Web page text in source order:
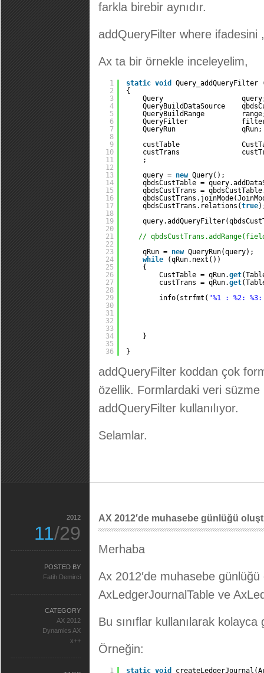
farkla birebir aynıdır.
addQueryFilter where ifadesini
Ax ta bir örnekle inceleyelim,
1
2
3
4
5
6
7
8
9
10
11
12
13
14
15
16
17
18
19
20
21
22
23
24
25
26
27
28
29
30
31
32
33
34
35
36
static void
Query_addQueryFilter
{
Query
QueryBuildDataSource
QueryBuildRange
QueryFilter
QueryRun
custTable
custTrans
;
query = new Query();
qbdsCustTable =
qbdsCustTrans =
qbdsCustTrans.relations(true
//
qRun = new QueryRun(query);
while
(qRun.next())
{
CustTable = qRun.get
custTrans = qRun.get
info(strfmt( "%1 : %2: %3:
}
}
addQueryFilter koddan çok
özellik. Formlardaki veri süzme
addQueryFilter kullanılıyor.
Selamlar.
AX 2012′de muhasebe günlüğü
Merhaba
Ax 2012′de muhasebe
AxLedgerJournalTable ve
Bu sınıflar kullanılarak
Örneğin:
1 static void
2012
11/29
POSTED BY
Fatih Demirci
CATEGORY
AX 2012
Dynamics AX
x++